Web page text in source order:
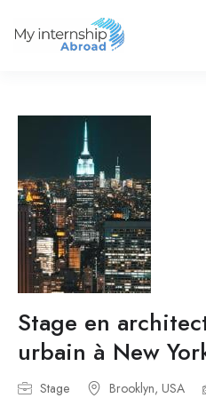
Stage en
urbain à New
Stage Brooklyn, USA